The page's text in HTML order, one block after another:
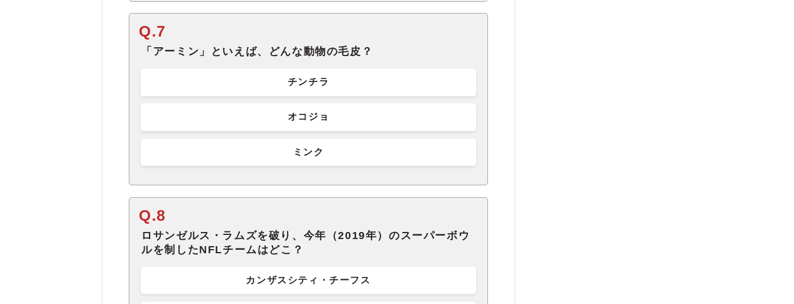
Q.7
「アーミン」といえば、どんな動物の毛皮？
チンチラ
オコジョ
ミンク
Q.8
ロサンゼルス・ラムズを破り、今年（2019年）のスーパーボウ
ルを制したNFLチームはどこ？
カンザスシティ・チーフス